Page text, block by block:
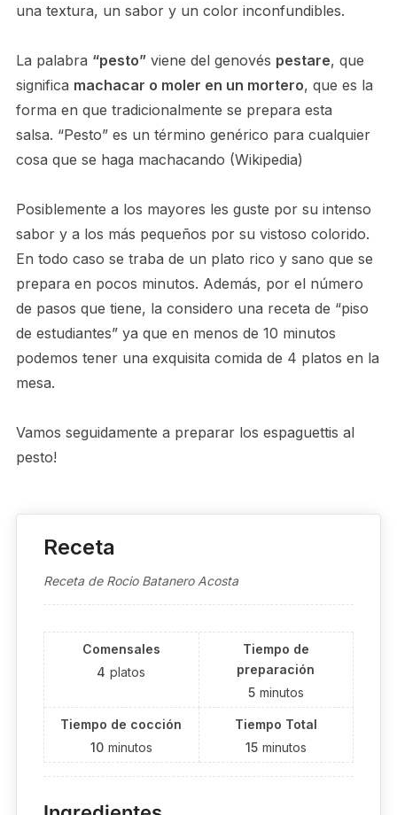
una textura, un sabor y un color inconfundibles.
La palabra “pesto”viene del genovés pestare, que
significa machacar o moler en un mortero, que es la
forma en que tradicionalmente se prepara esta
salsa. “Pesto” es un término genérico para cualquier
cosa que se haga machacando (Wikipedia)
Posiblemente a los mayores les guste por su intenso
sabor y a los más pequeños por su vistoso colorido.
En todo caso se traba de un plato rico y sano que se
prepara en pocos minutos. Además, por el número
de pasos que tiene, la considero una receta de “piso
de estudiantes” ya que en menos de 10 minutos
podemos tener una exquisita comida de 4 platos en la
mesa.
Vamos seguidamente a preparar los espaguettis al
pesto!
Receta
Receta de Rocio Batanero Acosta
Comensales
4 platos
Tiempo de
preparación
5 minutos
Tiempo de cocción
10 minutos
Tiempo Total
15 minutos